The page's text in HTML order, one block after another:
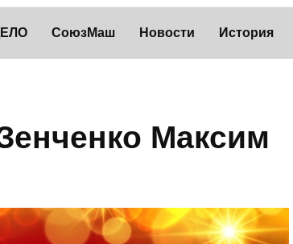
СоюзМаш Новости История
Максим